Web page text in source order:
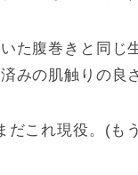
た腹巻きと同じ
みの肌触りの良
だこれ現役。(も